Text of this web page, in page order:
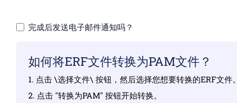
完成后发送电子邮件通知吗？
如何将ERF文件转换为PAM文件？
1. 点击 \选择文件\ 按钮，然后选择您想要转换的ERF文件。
2. 点击 "转换为PAM" 按钮开始转换。